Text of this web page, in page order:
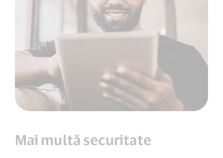
Mai multă securitate